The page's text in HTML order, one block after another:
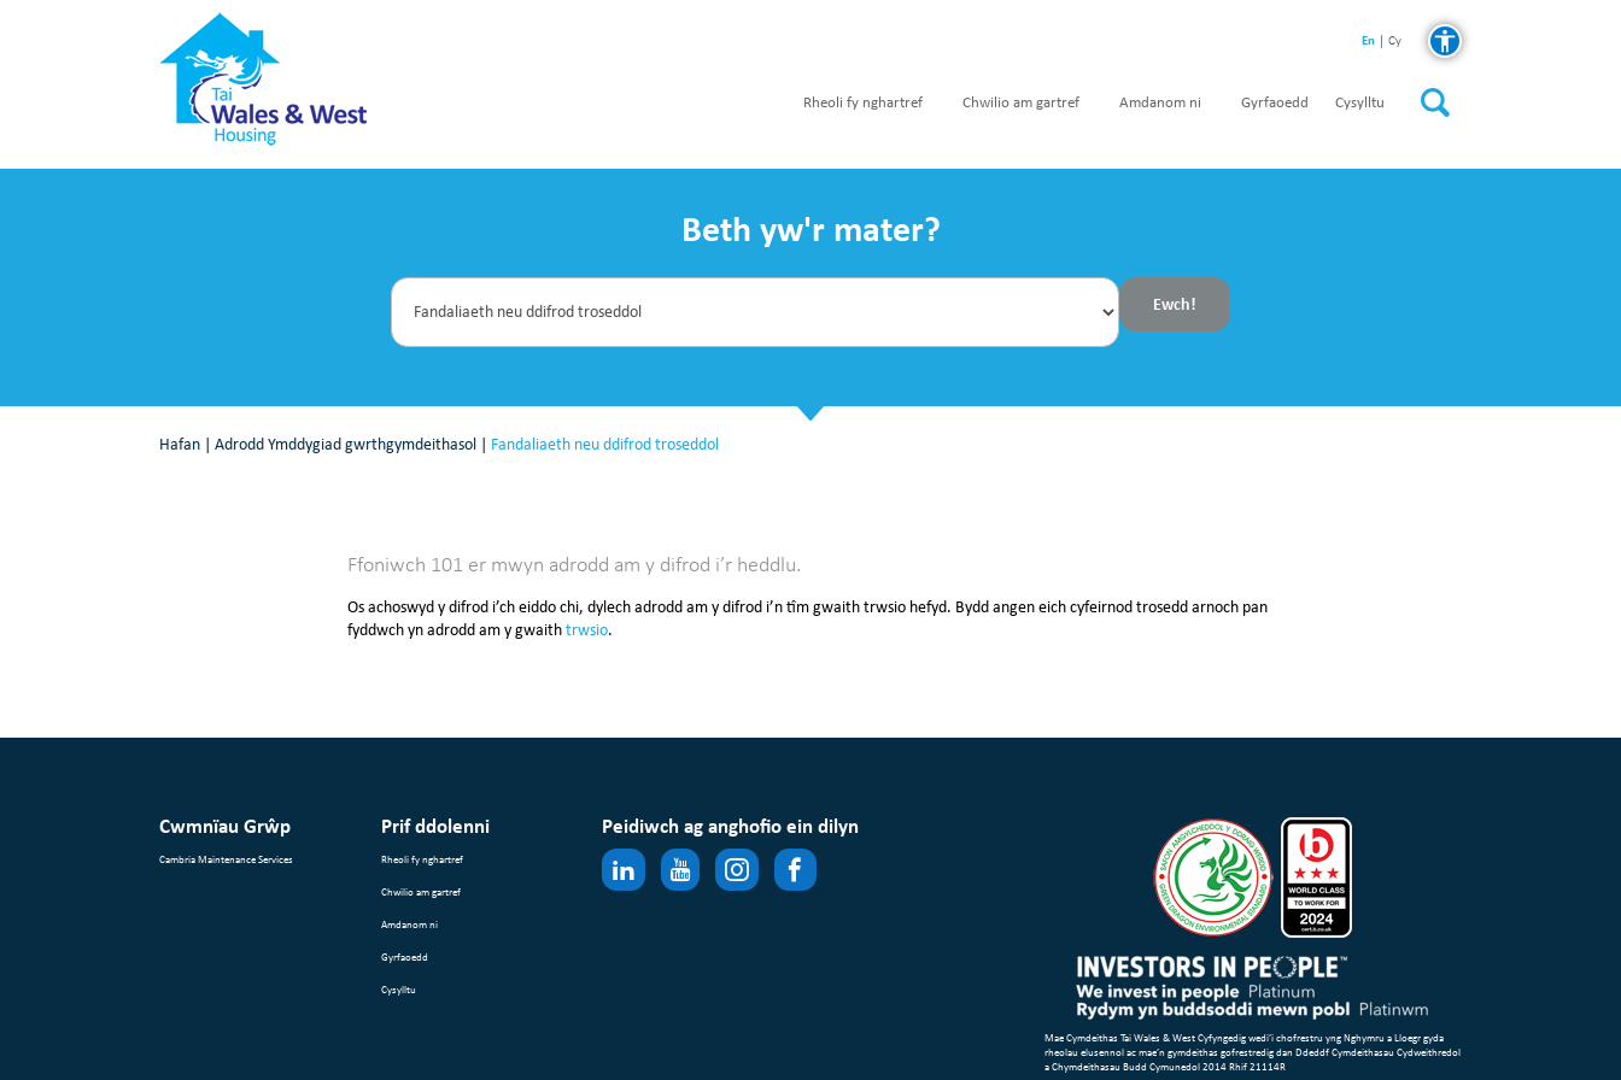
En Cy
Rheoli fy nghartref Chwilio am gartref Amdanom ni Gyrfaoedd Cysylltu
Beth yw'r mater?
Hafan | Adrodd Ymddygiad gwrthgymdeithasol | Fandaliaeth neu ddifrod troseddol
Ffoniwch 101 er mwyn adrodd am y difrod i’r heddlu.
Os achoswyd y difrod i’ch eiddo chi, dylech adrodd am y difrod i’n tîm gwaith trwsio hefyd. Bydd angen eich cyfeirnod trosedd arnoch pan
fyddwch yn adrodd am y gwaithtrwsio.
Cwmnïau Grŵp
Cambria Maintenance Services
Prif ddolenni
Rheoli fy nghartref
Chwilio am gartref
Amdanom ni
Gyrfaoedd
Cysylltu
Peidiwch ag anghofio ein dilyn
Mae Cymdeithas Tai Wales & West Cyfyngedig wedi’i chofrestru yng Nghymru a Lloegr gyda
rheolau elusennol ac mae’n gymdeithas gofrestredig dan Ddeddf Cymdeithasau Cydweithredol
a Chymdeithasau Budd Cymunedol 2014 Rhif 21114R